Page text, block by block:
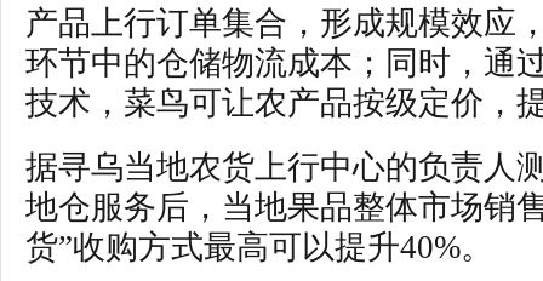
产品上行订单集合，形成规模效应
环节中的仓储物流成本；同时，通
技术，菜鸟可让农产品按级定价，
据寻乌当地农货上行中心的负责人
地仓服务后，当地果品整体市场销
货”收购方式最高可以提升40%。